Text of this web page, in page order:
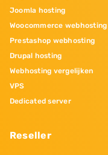
Joomla hosting
Woocommerce webhosting
Prestashop webhosting
Drupal hosting
Webhosting vergelijken
VPS
Dedicated server
Reseller